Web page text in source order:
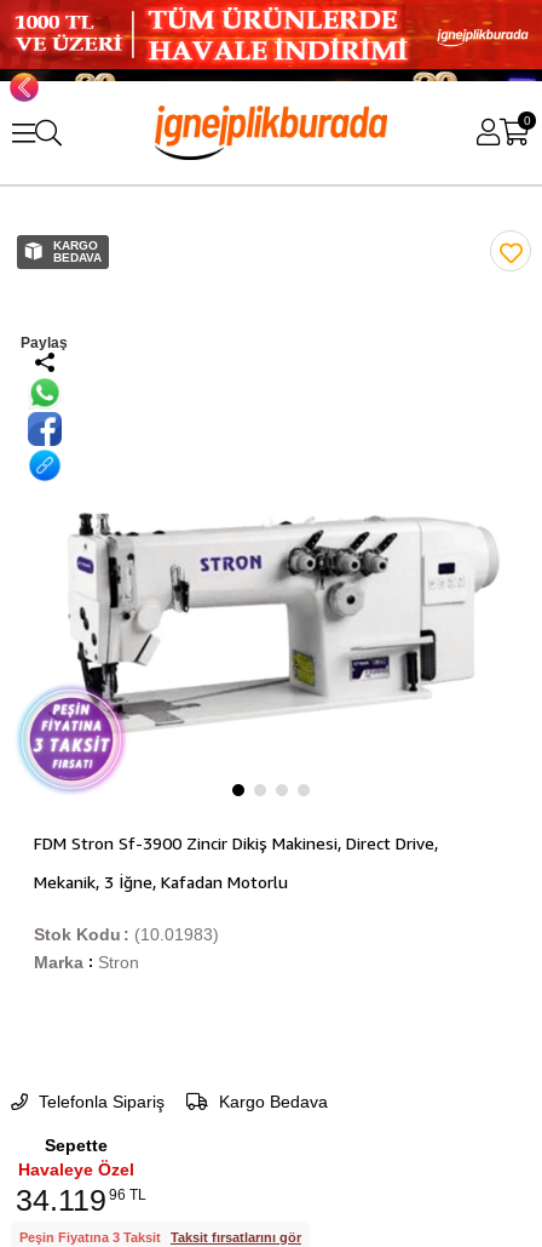
0
KARGO
BEDAVA
Paylaş
FDM Stron Sf-3900 Zincir Dikiş Makinesi, Direct Drive,
Mekanik, 3 İğne, Kafadan Motorlu
(10.01983)
Stok Kodu
Marka : Stron
Telefonla Sipariş Kargo Bedava
Sepette
Havaleye Özel
34.119 96 TL
Peşin Fiyatına 3 Taksit Taksit fırsatlarını gör